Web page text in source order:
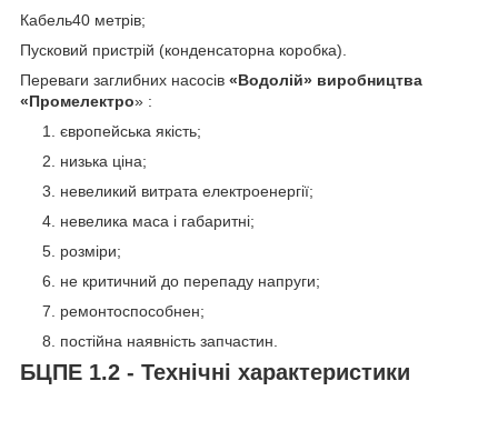
Кабель40 метрів;
Пусковий пристрій (конденсаторна коробка).
Переваги заглибних насосів «Водолій» виробництва
«Промелектро» :
європейська якість;
низька ціна;
невеликий витрата електроенергії;
невелика маса і габаритні;
розміри;
не критичний до перепаду напруги;
ремонтоспособнен;
постійна наявність запчастин.
БЦПЕ 1.2 - Технічні характеристики